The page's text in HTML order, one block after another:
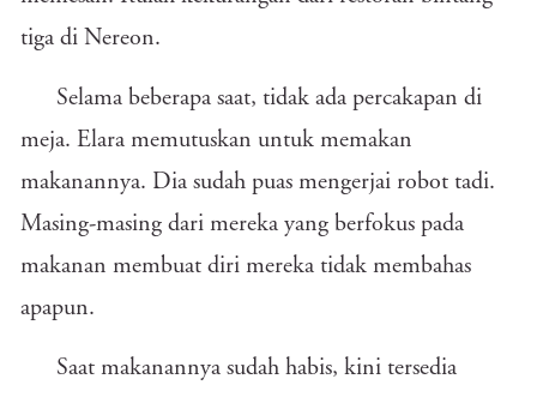
tiga di Nereon.
Selama beberapa saat, tidak ada percakapan di
meja. Elara memutuskan untuk memakan
makanannya. Dia sudah puas mengerjai robot tadi.
Masing-masing dari mereka yang berfokus pada
makanan membuat diri mereka tidak membahas
apapun.
Saat makanannya sudah habis, kini tersedia